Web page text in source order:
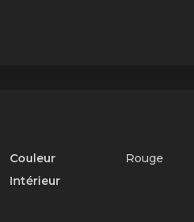
Couleur
Rouge
Intérieur